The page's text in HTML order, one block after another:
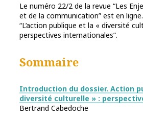
Le numéro 22/2 de la revue “Les
et de la communication” est en
“L’action publique et la « diversité
perspectives internationales”.
Sommaire
Introduction du dossier. Action
diversité culturelle » :
Bertrand Cabedoche